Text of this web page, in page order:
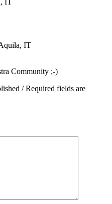
IT
IT
Community ;-)
/ Required fields are